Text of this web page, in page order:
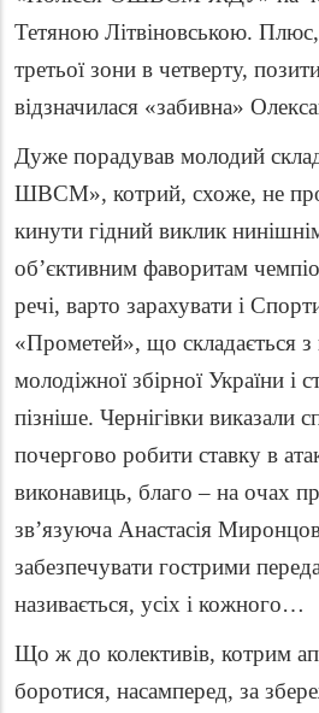
Тетяною Літвіновською. Плюс,
третьої зони в четверту,
відзначилася «забивна»
Дуже порадував молодий
ШВСМ», котрий, схоже, не
кинути гідний виклик
об’єктивним фаворитам
речі, варто зарахувати і
«Прометей», що складається
молодіжної збірної України і
пізніше. Чернігівки виказали
почергово робити ставку в
виконавиць, благо – на очах
зв’язуюча Анастасія
забезпечувати гострими
називається, усіх і кожного…
Що ж до колективів, котрим
боротися, насамперед, за